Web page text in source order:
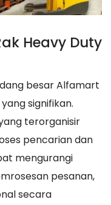
Heavy Duty
besar Alfamart
signifikan.
terorganisir
pencarian dan
mengurangi
pesanan,
secara